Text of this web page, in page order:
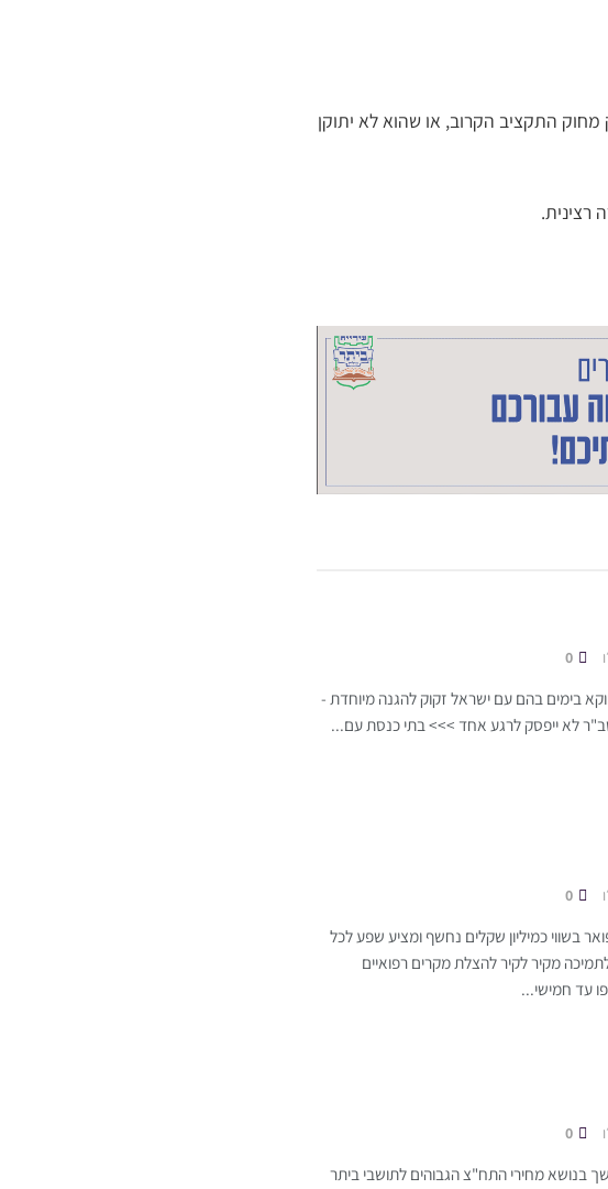
מחוק התקציב הקרוב, או שהוא לא יתוקן
רצינית.
בימים בהם עם ישראל זקוק להגנה מיוחדת -
לא ייפסק לרגע אחד >>> בתי כנסת עם...
בשווי כמיליון שקלים נחשף ומציע שפע לכל
מקיר לקיר להצלת מקרים רפואיים
עד חמישי...
בנושא מחירי התח"צ הגבוהים לתושבי ביתר